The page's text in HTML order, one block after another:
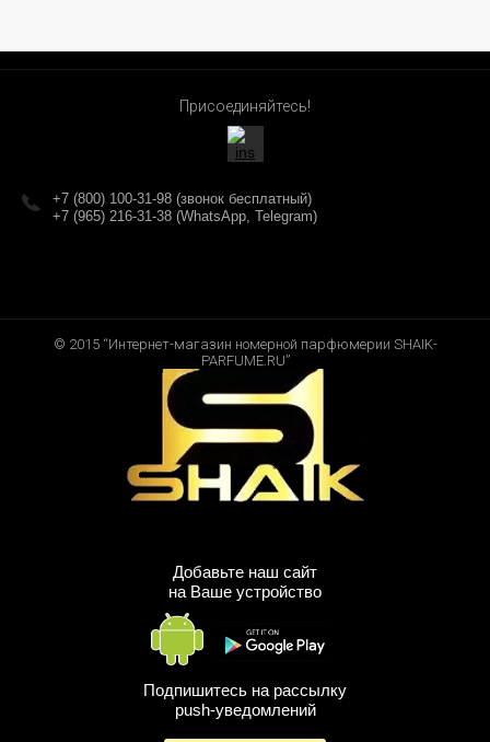
Присоединяйтесь!
+7 (800) 100-31-98 (звонок бесплатный)
+7 (965) 216-31-38 (WhatsApp, Telegram)
© 2015 “Интернет-магазин номерной парфюмерии SHAIK-
PARFUME.RU”
Добавьте наш сайт
на Ваше устройство
Подпишитесь на рассылку
push-уведомлений